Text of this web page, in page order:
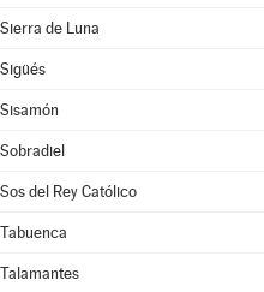
Sierra de Luna
Sigüés
Sisamón
Sobradiel
Sos del Rey Católico
Tabuenca
Talamantes